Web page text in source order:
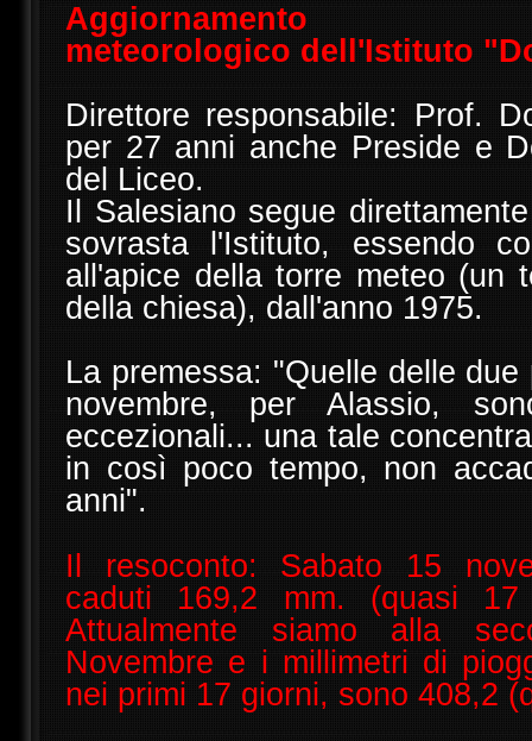
Aggiornamento
meteorologico dell'Istituto
Direttore responsabile: Prof.
per 27 anni anche Preside e
del Liceo.
Il Salesiano segue
sovrasta l'Istituto, essendo
all'apice della torre meteo (un
della chiesa), dall'anno 1975.
La premessa: "Quelle delle
novembre, per Alassio,
eccezionali... una tale
in così poco tempo, non
anni".
Il resoconto: Sabato 15
caduti 169,2 mm. (quasi
Attualmente siamo alla
Novembre e i millimetri di
nei primi 17 giorni, sono 408,2